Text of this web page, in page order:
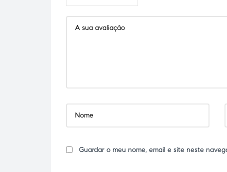
Guardar o meu nome, email e site neste